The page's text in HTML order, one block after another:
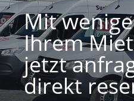
Mit
Ihrem
jetzt
direkt